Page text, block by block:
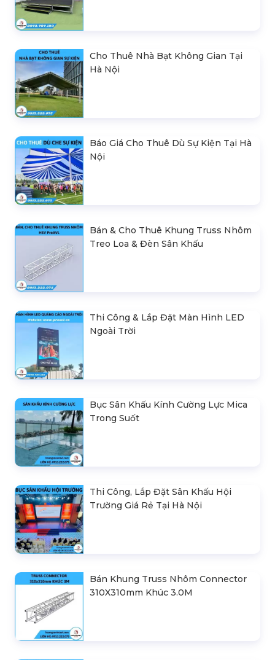
Cho Thuê Nhà Bạt Không Gian Tại
Hà Nội
Báo Giá Cho Thuê Dù Sự Kiện Tại Hà
Nội
Bán & Cho Thuê Khung Truss Nhôm
Treo Loa & Đèn Sân Khấu
Thi Công & Lắp Đặt Màn Hình LED
Ngoài Trời
Bục Sân Khấu Kính Cường Lực Mica
Trong Suốt
Thi Công, Lắp Đặt Sân Khấu Hội
Trường Giá Rẻ Tại Hà Nội
Bán Khung Truss Nhôm Connector
310X310mm Khúc 3.0M